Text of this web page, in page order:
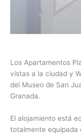
Los Apartamentos
vistas a la ciudad y
del Museo de San
Granada.
El alojamiento está
totalmente equipada